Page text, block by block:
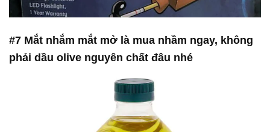
#7 Mắt nhắm mắt mở là mua nhầm ngay, không
phải dầu olive nguyên chất đâu nhé